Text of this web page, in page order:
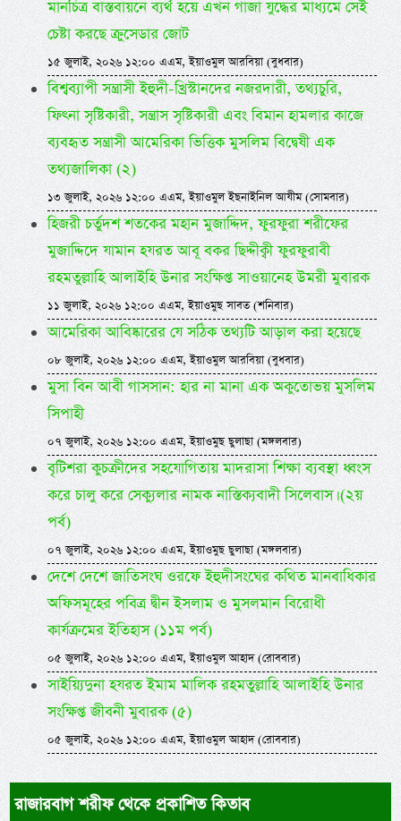
মানচিত্র বাস্তবায়নে ব্যর্থ হয়ে এখন গাজা যুদ্ধের মাধ্যমে সেই
চেষ্টা করছে ক্রুসেডার জোট
১৫ জুলাই, ২০২৬ ১২:০০ এএম, ইয়াওমুল আরবিয়া (বুধবার)
বিশ্বব্যাপী সন্ত্রাসী ইহুদী-খ্রিস্টানদের নজরদারী, তথ্যচুরি,
ফিৎনা সৃষ্টিকারী, সন্ত্রাস সৃষ্টিকারী এবং বিমান হামলার কাজে
ব্যবহৃত সন্ত্রাসী আমেরিকা ভিত্তিক মুসলিম বিদ্বেষী এক
তথ্যজালিকা (২)
১৩ জুলাই, ২০২৬ ১২:০০ এএম, ইয়াওমুল ইছনাইনিল আযীম (সোমবার)
হিজরী চর্তুদশ শতকের মহান মুজাদ্দিদ, ফুরফুরা শরীফের
মুজাদ্দিদে যামান হযরত আবূ বকর ছিদ্দীক্বী ফুরফুরাবী
রহমতুল্লাহি আলাইহি উনার সংক্ষিপ্ত সাওয়ানেহ উমরী মুবারক
১১ জুলাই, ২০২৬ ১২:০০ এএম, ইয়াওমুছ সাবত (শনিবার)
আমেরিকা আবিষ্কারের যে সঠিক তথ্যটি আড়াল করা হয়েছে
০৮ জুলাই, ২০২৬ ১২:০০ এএম, ইয়াওমুল আরবিয়া (বুধবার)
মুসা বিন আবী গাসসান: হার না মানা এক অকুতোভয় মুসলিম
সিপাহী
০৭ জুলাই, ২০২৬ ১২:০০ এএম, ইয়াওমুছ ছুলাছা (মঙ্গলবার)
বৃটিশরা কুচক্রীদের সহযোগিতায় মাদরাসা শিক্ষা ব্যবস্থা ধ্বংস
করে চালু করে সেক্যুলার নামক নাস্তিক্যবাদী সিলেবাস। (২য়
পর্ব)
০৭ জুলাই, ২০২৬ ১২:০০ এএম, ইয়াওমুছ ছুলাছা (মঙ্গলবার)
দেশে দেশে জাতিসংঘ ওরফে ইহুদীসংঘের কথিত মানবাধিকার
অফিসমূহের পবিত্র দ্বীন ইসলাম ও মুসলমান বিরোধী
কার্যক্রমের ইতিহাস (১১ম পর্ব)
০৫ জুলাই, ২০২৬ ১২:০০ এএম, ইয়াওমুল আহাদ (রোববার)
সাইয়্যিদুনা হযরত ইমাম মালিক রহমতুল্লাহি আলাইহি উনার
সংক্ষিপ্ত জীবনী মুবারক (৫)
০৫ জুলাই, ২০২৬ ১২:০০ এএম, ইয়াওমুল আহাদ (রোববার)
রাজারবাগ শরীফ থেকে প্রকাশিত কিতাব